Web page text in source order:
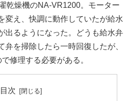
乾燥機のNA-VR1200。モーター
変え、快調に動作していたが給水
出るようになった。どうも給水弁
弁を掃除したら一時回復したが、
修理する必要がある。
目次